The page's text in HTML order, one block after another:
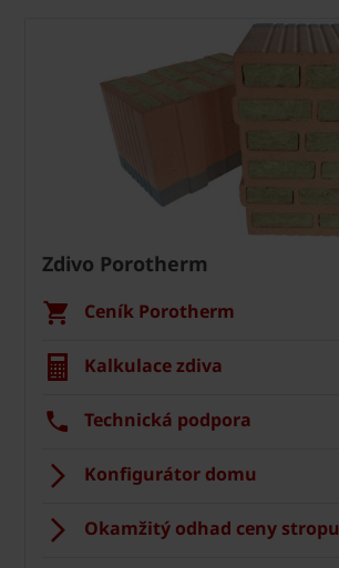
Zdivo Porotherm
Ceník Porotherm
Kalkulace zdiva
Technická podpora
Konfigurátor domu
Okamžitý odhad ceny stropu